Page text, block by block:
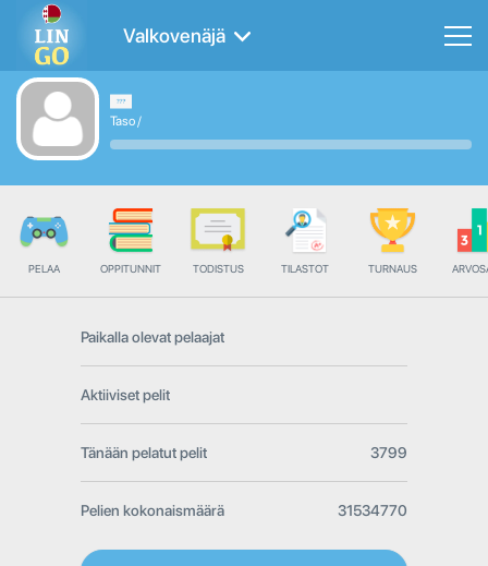
Valkovenäjä
Taso/
PELAA OPPITUNNIT TODISTUS TILASTOT TURNAUS
Paikalla olevat pelaajat
Aktiiviset pelit
Tänään pelatut pelit 3799
Pelien kokonaismäärä 31534770